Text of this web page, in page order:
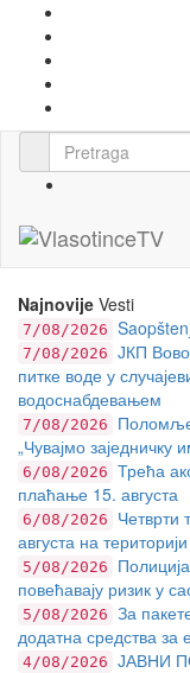
Najnovije Vesti
7/08/2026
7/08/2026 ЈКП
питке воде у
водоснабдевањем
7/08/2026
„Чувајмо заједничку
6/08/2026 Трећа
плаћање 15. августа
6/08/2026
Четврти
августа на
5/08/2026
повећавају ризик у
5/08/2026 За
додатна средства за
4/08/2026 ЈАВНИ